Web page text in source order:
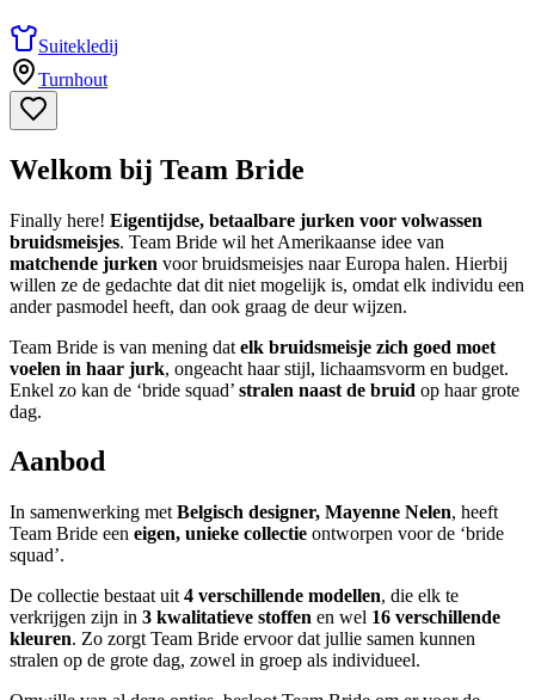
Suitekledij
Turnhout
Welkom bij Team Bride
Finally here! Eigentijdse, betaalbare jurken voor volwassen
bruidsmeisjes. Team Bride wil het Amerikaanse idee van
matchende jurken voor bruidsmeisjes naar Europa halen. Hierbij
willen ze de gedachte dat dit niet mogelijk is, omdat elk individu een
ander pasmodel heeft, dan ook graag de deur wijzen.
Team Bride is van mening dat elk bruidsmeisje zich goed moet
voelen in haar jurk, ongeacht haar stijl, lichaamsvorm en budget.
Enkel zo kan de ‘bride squad’ stralen naast de bruid op haar grote
dag.
Aanbod
In samenwerking met Belgisch designer, Mayenne Nelen, heeft
Team Bride een eigen, unieke collectie ontworpen voor de ‘bride
squad’.
De collectie bestaat uit 4 verschillende modellen, die elk te
verkrijgen zijn in 3 kwalitatieve stoffen en wel 16 verschillende
kleuren. Zo zorgt Team Bride ervoor dat jullie samen kunnen
stralen op de grote dag, zowel in groep als individueel.